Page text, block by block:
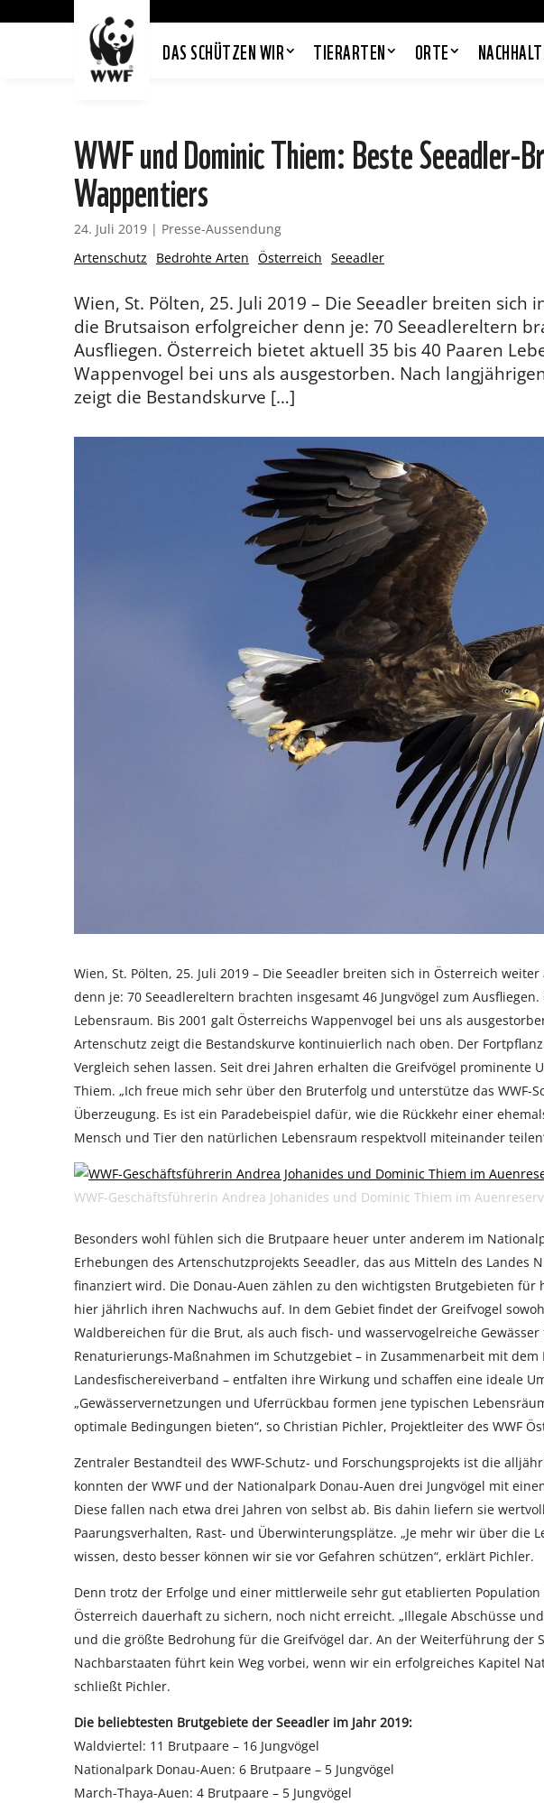
DAS SCHÜTZEN WIR TIERARTEN ORTE
WWF und Dominic Thiem: Beste Seeadler-
Wappentiers
24. Juli 2019 | Presse-Aussendung
Artenschutz
Bedrohte Arten Österreich Seeadler
Wien, St. Pölten, 25. Juli 2019 – Die Seeadler breiten
die Brutsaison erfolgreicher denn je: 70 Seeadlereltern
Ausfliegen. Österreich bietet aktuell 35 bis 40 Paaren
Wappenvogel bei uns als ausgestorben. Nach
zeigt die Bestandskurve […]
Wien, St. Pölten, 25. Juli 2019 – Die Seeadler breiten sich in Österreich
denn je: 70 Seeadlereltern brachten insgesamt 46 Jungvögel zum
Lebensraum. Bis 2001 galt Österreichs Wappenvogel bei uns als
Artenschutz zeigt die Bestandskurve kontinuierlich nach oben. Der
Vergleich sehen lassen. Seit drei Jahren erhalten die Greifvögel prominente
Thiem. „Ich freue mich sehr über den Bruterfolg und unterstütze das WWF-
Überzeugung. Es ist ein Paradebeispiel dafür, wie die Rückkehr einer
Mensch und Tier den natürlichen Lebensraum respektvoll miteinander
WWF-Geschäftsführerin Andrea Johanides und Dominic Thiem im
Besonders wohl fühlen sich die Brutpaare heuer unter anderem im
Erhebungen des Artenschutzprojekts Seeadler, das aus Mitteln des Landes
finanziert wird. Die Donau-Auen zählen zu den wichtigsten Brutgebieten für
hier jährlich ihren Nachwuchs auf. In dem Gebiet findet der Greifvogel
Waldbereichen für die Brut, als auch fisch- und wasservogelreiche
Renaturierungs-Maßnahmen im Schutzgebiet – in Zusammenarbeit mit
Landesfischereiverband – entfalten ihre Wirkung und schaffen eine ideale
„Gewässervernetzungen und Uferrückbau formen jene typischen
optimale Bedingungen bieten“, so Christian Pichler, Projektleiter des WWF
Zentraler Bestandteil des WWF-Schutz- und Forschungsprojekts ist die
konnten der WWF und der Nationalpark Donau-Auen drei Jungvögel mit
Diese fallen nach etwa drei Jahren von selbst ab. Bis dahin liefern sie
Paarungsverhalten, Rast- und Überwinterungsplätze. „Je mehr wir über die
wissen, desto besser können wir sie vor Gefahren schützen“, erklärt Pichler.
Denn trotz der Erfolge und einer mittlerweile sehr gut etablierten
Österreich dauerhaft zu sichern, noch nicht erreicht. „Illegale Abschüsse
und die größte Bedrohung für die Greifvögel dar. An der Weiterführung der
Nachbarstaaten führt kein Weg vorbei, wenn wir ein erfolgreiches Kapitel
schließt Pichler.
Die beliebtesten Brutgebiete der Seeadler im Jahr 2019:
Waldviertel: 11 Brutpaare – 16 Jungvögel
Nationalpark Donau-Auen: 6 Brutpaare – 5 Jungvögel
March-Thaya-Auen: 4 Brutpaare – 5 Jungvögel